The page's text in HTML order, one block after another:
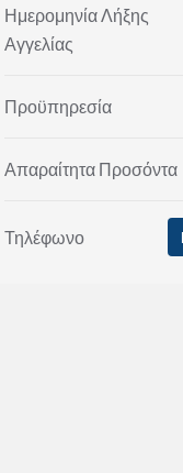
Ημερομηνία Λήξης
Αγγελίας
Προϋπηρεσία
Απαραίτητα Προσόντα
Τηλέφωνο